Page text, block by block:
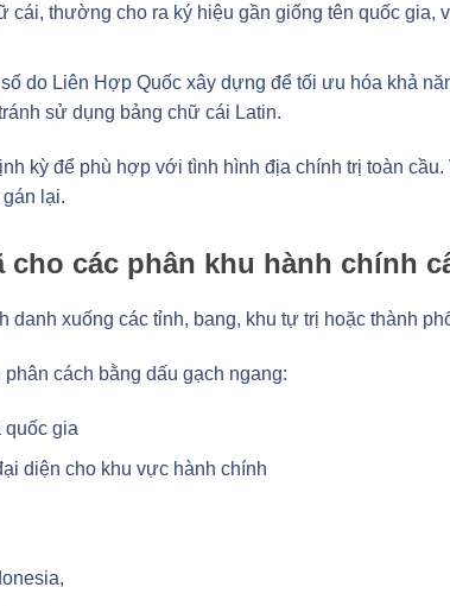
cái, thường cho ra ký hiệu gần giống tên quốc gia,
do Liên Hợp Quốc xây dựng để tối ưu hóa khả
sử dụng bảng chữ cái Latin.
kỳ để phù hợp với tình hình địa chính trị toàn
lại.
cho các phân khu hành chính
danh xuống các tỉnh, bang, khu tự trị hoặc thành
cách bằng dấu gạch ngang:
quốc gia
diện cho khu vực hành chính